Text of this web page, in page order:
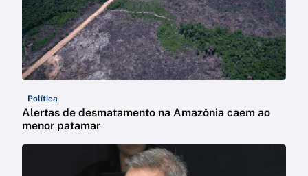
Política
Alertas de desmatamento na Amazônia caem ao
menor patamar